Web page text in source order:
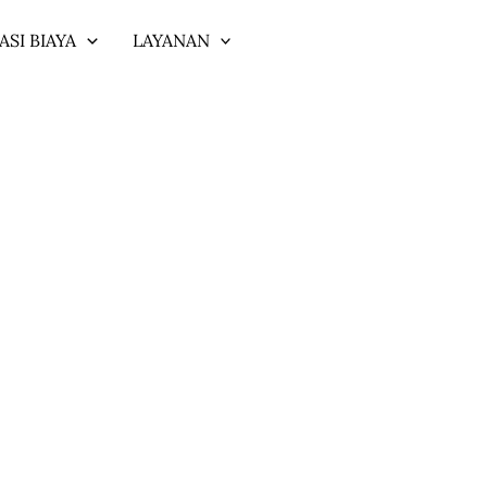
BIAYA LAYANAN